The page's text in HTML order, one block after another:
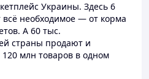
Украины. Здесь 6
всё необходимое — от корма
А 60 тыс.
страны продают и
млн товаров в одном